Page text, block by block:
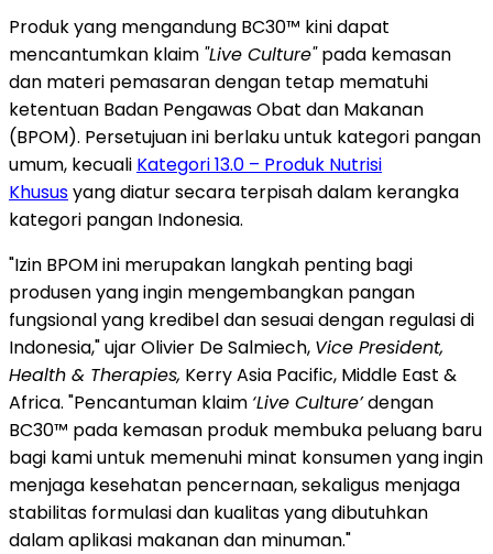
Produk yang mengandung BC30™ kini dapat
mencantumkan klaim "Live Culture"pada kemasan
dan materi pemasaran dengan tetap mematuhi
ketentuan Badan Pengawas Obat dan Makanan
(BPOM). Persetujuan ini berlaku untuk kategori pangan
umum, kecuali Kategori 13.0 – Produk Nutrisi
Khususyang diatur secara terpisah dalam kerangka
kategori pangan Indonesia.
"Izin BPOM ini merupakan langkah penting bagi
produsen yang ingin mengembangkan pangan
fungsional yang kredibel dan sesuai dengan regulasi di
Indonesia," ujar Olivier De Salmiech, Vice President,
Health & Therapies, Kerry Asia Pacific, Middle East &
Africa. "Pencantuman klaim ‘Live Culture’dengan
BC30™ pada kemasan produk membuka peluang baru
bagi kami untuk memenuhi minat konsumen yang ingin
menjaga kesehatan pencernaan, sekaligus menjaga
stabilitas formulasi dan kualitas yang dibutuhkan
dalam aplikasi makanan dan minuman."